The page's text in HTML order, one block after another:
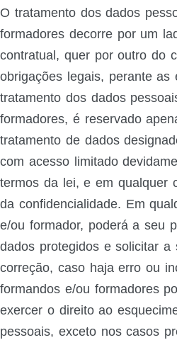
O tratamento dos dados
formadores decorre por um
contratual, quer por outro do
obrigações legais, perante as
tratamento dos dados
formadores, é reservado
tratamento de dados
com acesso limitado
termos da lei, e em qualquer
da confidencialidade. Em
e/ou formador, poderá a seu
dados protegidos e solicitar a
correção, caso haja erro ou
formandos e/ou formadores
exercer o direito ao
pessoais, exceto nos casos